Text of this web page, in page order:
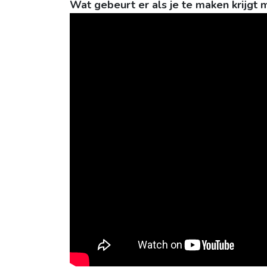
Wat gebeurt er als je te maken krijgt